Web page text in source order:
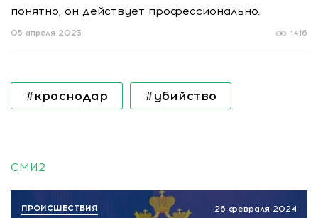
понятно, он действует профессионально.
1416
05 апреля 2023
#краснодар #убийство
СМИ2
26 февраля 2024
ПРОИСШЕСТВИЯ